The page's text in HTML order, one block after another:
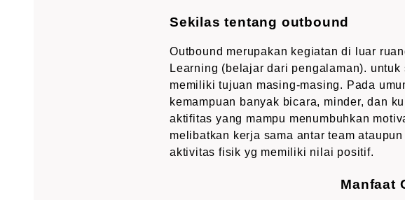
Sekilas tentang outbound
Outbound merupakan kegiatan di luar
Learning (belajar dari pengalaman).
memiliki tujuan masing-masing. Pada
kemampuan banyak bicara, minder, dan
aktifitas yang mampu menumbuhkan
melibatkan kerja sama antar team
aktivitas fisik yg memiliki nilai positif.
Manfaat